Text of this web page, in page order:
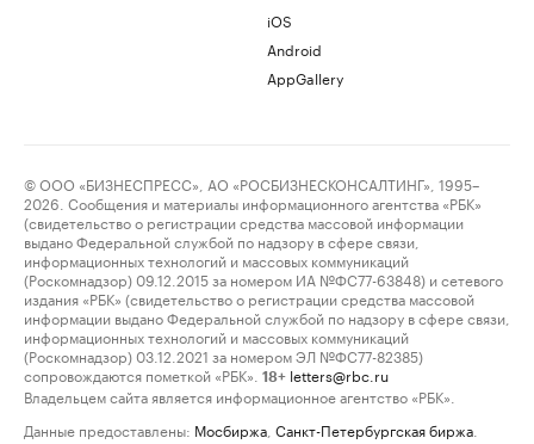
iOS
Android
AppGallery
© ООО «БИЗНЕСПРЕСС», АО «РОСБИЗНЕСКОНСАЛТИНГ», 1995–
2026. Сообщения и материалы информационного агентства «РБК»
(свидетельство о регистрации средства массовой информации
выдано Федеральной службой по надзору в сфере связи,
информационных технологий и массовых коммуникаций
(Роскомнадзор) 09.12.2015 за номером ИА №ФС77-63848) и сетевого
издания «РБК» (свидетельство о регистрации средства массовой
информации выдано Федеральной службой по надзору в сфере связи,
информационных технологий и массовых коммуникаций
(Роскомнадзор) 03.12.2021 за номером ЭЛ №ФС77-82385)
сопровождаются пометкой «РБК».
18+ letters@rbc.ru
Владельцем сайта является информационное агентство «РБК».
Данные предоставлены: Мосбиржа Санкт-Петербургская биржа